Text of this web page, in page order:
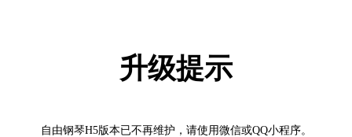
升级提示
自由钢琴H5版本已不再维护，请使用微信或QQ小程序。